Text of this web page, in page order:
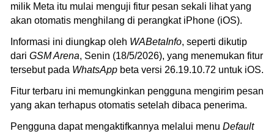
milik Meta itu mulai menguji fitur pesan sekali lihat yang
akan otomatis menghilang di perangkat iPhone (iOS).
Informasi ini diungkap oleh WABetaInfo, seperti dikutip
dari GSM Arena, Senin (18/5/2026), yang menemukan fitur
tersebut pada WhatsApp beta versi 26.19.10.72 untuk iOS.
Fitur terbaru ini memungkinkan pengguna mengirim pesan
yang akan terhapus otomatis setelah dibaca penerima.
Pengguna dapat mengaktifkannya melalui menu Default